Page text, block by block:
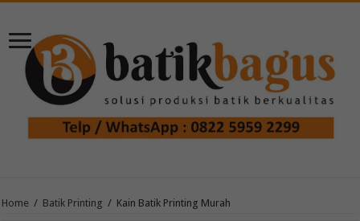
Home / Batik Printing / Kain Batik Printing Murah